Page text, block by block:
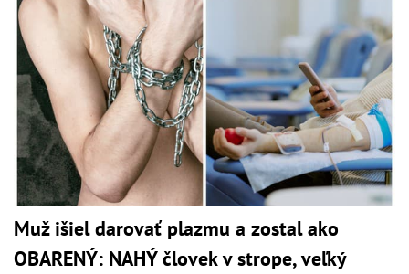
Muž išiel darovať plazmu a zostal ako
OBARENÝ: NAHÝ človek v strope, veľký